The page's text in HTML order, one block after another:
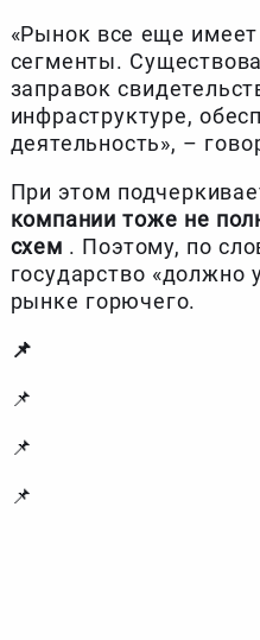
«Рынок все еще
сегменты.
заправок
инфраструктуре,
деятельность», –
При этом
компании тоже не
схем . Поэтому, по
государство «должно
рынке горючего.
📌
📌
📌
📌